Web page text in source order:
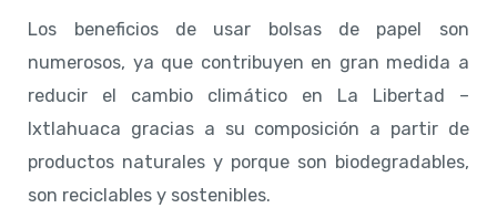
Los beneficios de usar bolsas de papel son
numerosos, ya que contribuyen en gran medida a
reducir el cambio climático en La Libertad –
Ixtlahuaca gracias a su composición a partir de
productos naturales y porque son biodegradables,
son reciclables y sostenibles.